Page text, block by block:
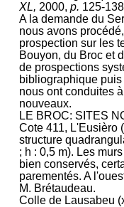
XL, 2000, p. 125-
A la demande du
nous avons
prospection sur les
Bouyon, du Broc et
de prospections
bibliographique
nous ont conduites
nouveaux.
LE BROC: SITES
Cote 411, L'Eusièro
structure
; h : 0,5 m). Les
bien conservés,
parementés. A
M. Brétaudeau.
Colle de Lausabeu